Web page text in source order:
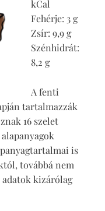
kCal
Fehérje: 3 g
Zsír: 9,9 g
Szénhidrát:
8,2 g
A fenti
tartalmazzák
16 szelet
is
továbbá nem
kizárólag